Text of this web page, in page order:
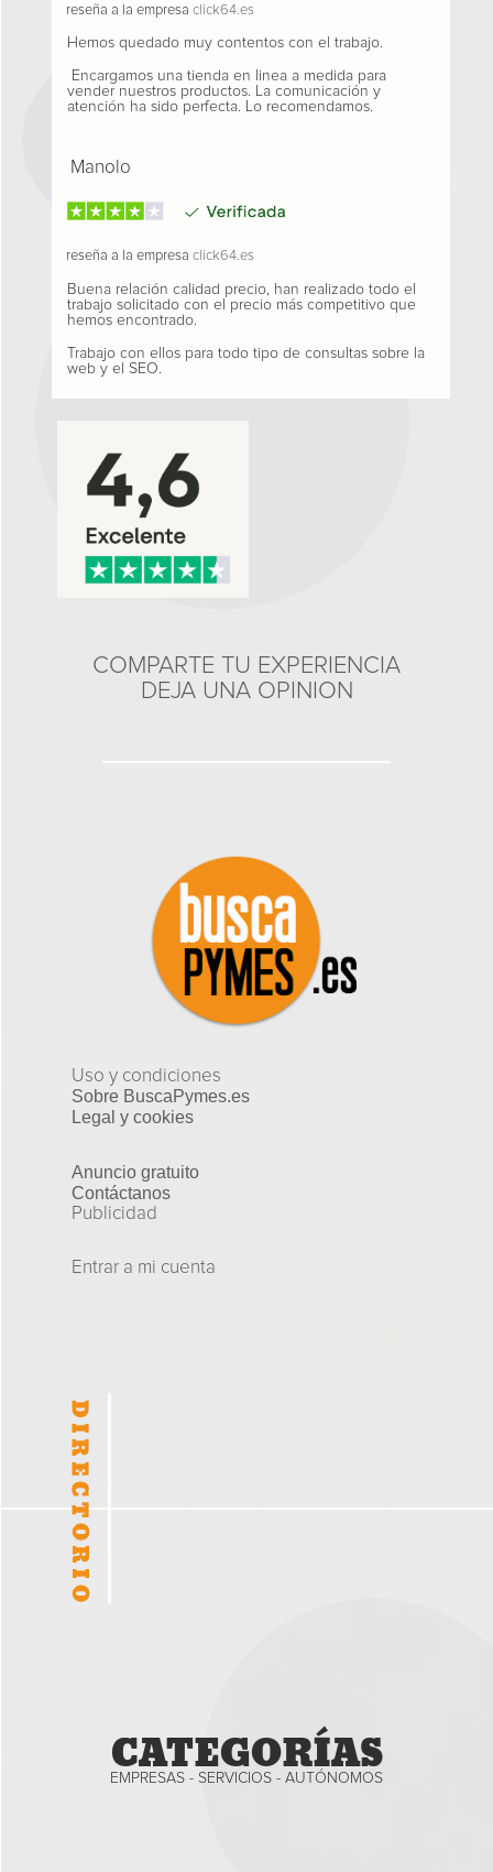
reseña a la empresa click64.es
Hemos quedado muy contentos con el trabajo.
Encargamos una tienda en linea a medida para
vender nuestros productos. La comunicación y
atención ha sido perfecta. Lo recomendamos.
Manolo
reseña a la empresa click64.es
Buena relación calidad precio, han realizado todo el
trabajo solicitado con el precio más competitivo que
hemos encontrado.
Trabajo con ellos para todo tipo de consultas sobre la
web y el SEO.
COMPARTE TU EXPERIENCIA
DEJA UNA OPINION
Uso y condiciones
Sobre BuscaPymes.es
Legal y cookies
Anuncio gratuito
Contáctanos
Publicidad
Entrar a mi cuenta
CATEGORÍAS
EMPRESAS - SERVICIOS - AUTÓNOMOS